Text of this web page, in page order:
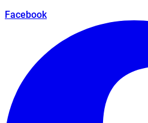
Facebook